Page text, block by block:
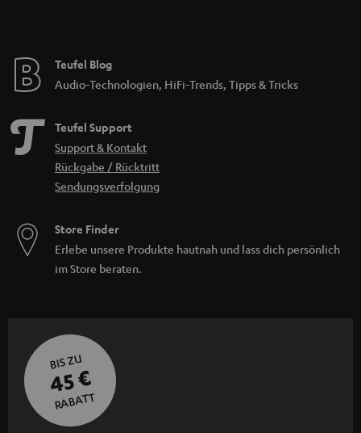
Teufel Blog
Audio-Technologien, HiFi-Trends, Tipps & Tricks
Teufel Support
Support & Kontakt
Rückgabe / Rücktritt
Sendungsverfolgung
Store Finder
Erlebe unsere Produkte hautnah und lass dich persönlich
im Store beraten.
BIS ZU
45 €
RABATT